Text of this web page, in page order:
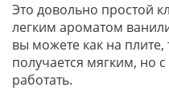
Это довольно простой
легким ароматом
вы можете как на плите,
получается мягким, но
работать.